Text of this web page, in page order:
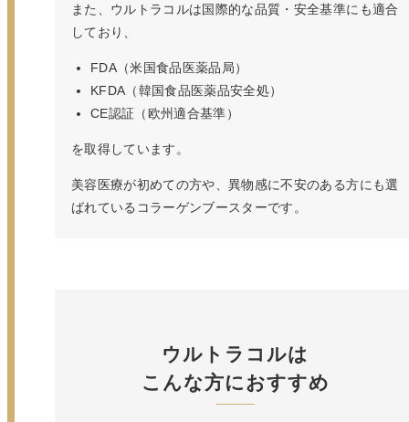
また、ウルトラコルは国際的な品質・安全基準にも適合
しており、
FDA（米国食品医薬品局）
KFDA（韓国食品医薬品安全処）
CE認証（欧州適合基準）
を取得しています。
美容医療が初めての方や、異物感に不安のある方にも選
ばれているコラーゲンブースターです。
ウルトラコルは
こんな方におすすめ